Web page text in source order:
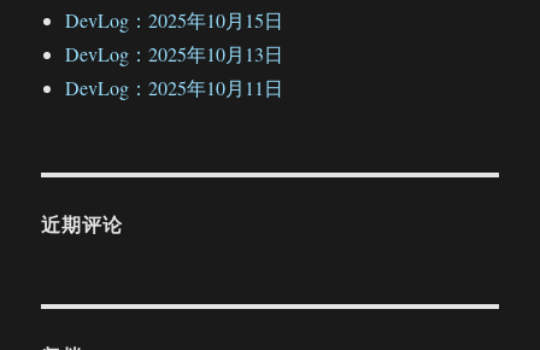
DevLog：2025年10月15日
DevLog：2025年10月13日
DevLog：2025年10月11日
近期评论